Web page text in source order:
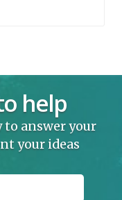
help
to answer your
your ideas